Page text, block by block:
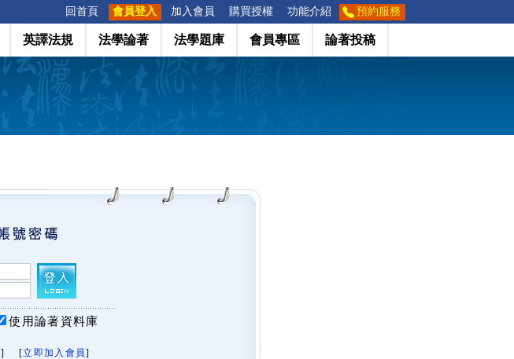
回首頁 會員登入 加入會員 購買授權 功能介紹 預約服務
英譯法規 法學論著 法學題庫 會員專區 論著投稿
使用論著資料庫
] [立即加入會員]